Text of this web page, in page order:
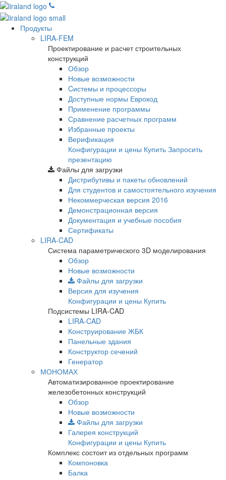
Продукты
LIRA-FEM
Проектирование и расчет строительных
конструкций
Обзор
Новые возможности
Cистемы и процессоры
Доступные нормы Еврокод
Применение программы
Сравнение расчетных программ
Избранные проекты
Верификация
Конфигурации и цены Купить Запросить
презентацию
Файлы для загрузки
Дистрибутивы и пакеты обновлений
Для студентов и самостоятельного изучения
Некоммерческая версия 2016
Демонстрационная версия
Документация и учебные пособия
Сертификаты
LIRA-CAD
Система параметрического 3D моделирования
Обзор
Новые возможности
Файлы для загрузки
Версия для изучения
Конфигурации и цены Купить
Подсистемы LIRA-CAD
LIRA-CAD
Конструирование ЖБК
Панельные здания
Конструктор сечений
Генератор
МОНОМАХ
Автоматизированное проектирование
железобетонных конструкций
Обзор
Новые возможности
Файлы для загрузки
Галерея конструкций
Конфигурации и цены Купить
Комплекс состоит из отдельных программ
Компоновка
Балка